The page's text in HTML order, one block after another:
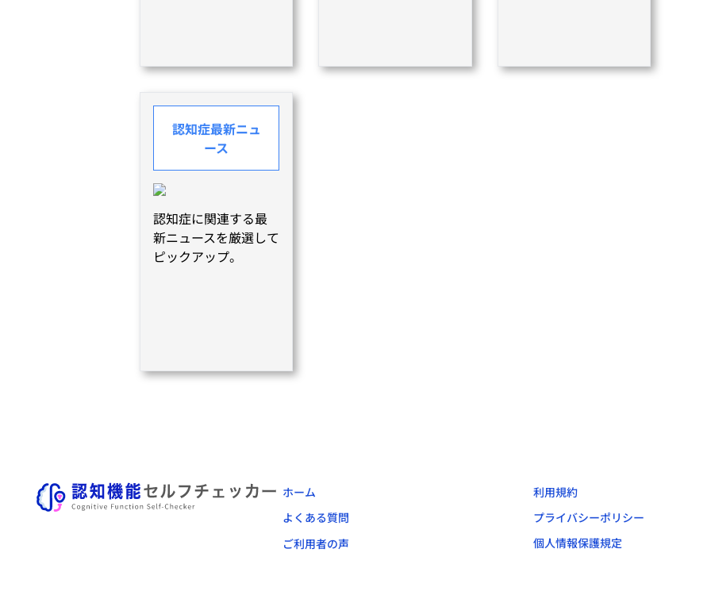
認知症最新ニュ
ース
認知症に関連する最
新ニュースを厳選して
ピックアップ。
ホーム
よくある質問
ご利用者の声
利用規約
プライバシーポリシー
個人情報保護規定